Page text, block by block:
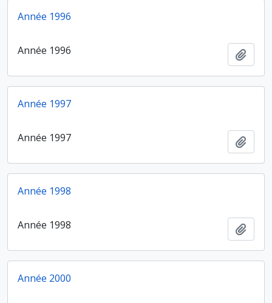
Année 1996
Année 1996
Année 1997
Année 1997
Année 1998
Année 1998
Année 2000